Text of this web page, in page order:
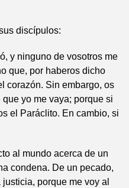
discípulos:
y ninguno de vosotros me
que, por haberos dicho
corazón. Sin embargo, os
yo me vaya; porque si
el Paráclito. En cambio, si
al mundo acerca de un
condena. De un pecado,
porque me voy al